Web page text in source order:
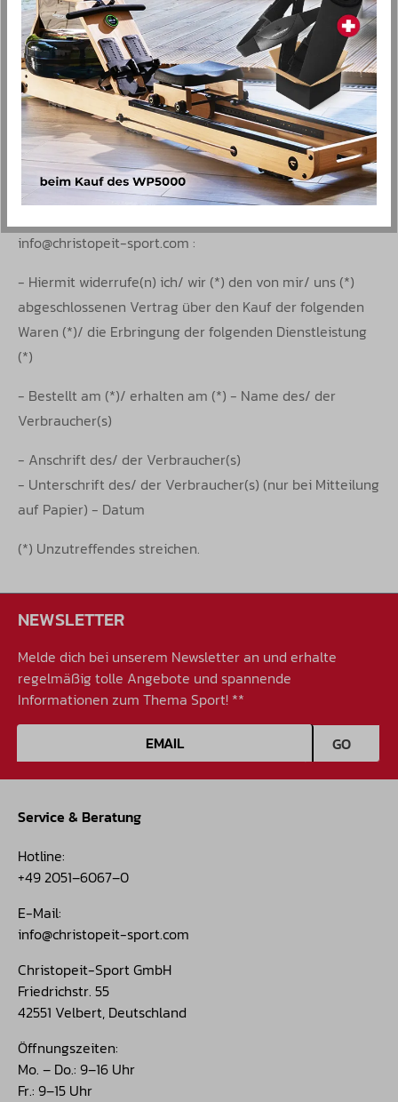
einer versiegelten Packung, wenn die Versiegelung nach
der Lieferung entfernt wurde.
Muster-Widerrufsformular
(Wenn Sie den Vertrag widerrufen wollen, dann füllen Sie
bitte dieses Formular aus und senden Sie es zurück.)
- An Christopeit-Sport GmbH, Friedrichstr. 55, 42551
info@christopeit-sport.com :
- Hiermit widerrufe(n) ich/ wir (*) den von mir/ uns (*)
abgeschlossenen Vertrag über den Kauf der folgenden
Waren (*)/ die Erbringung der folgenden Dienstleistung
(*)
- Bestellt am (*)/ erhalten am (*) - Name des/ der
Verbraucher(s)
- Anschrift des/ der Verbraucher(s)
- Unterschrift des/ der Verbraucher(s) (nur bei Mitteilung
auf Papier) - Datum
(*) Unzutreffendes streichen.
NEWSLETTER
Melde dich bei unserem Newsletter an und erhalte
regelmäßig tolle Angebote und spannende
Informationen zum Thema Sport! **
E-Mail-Adresse
GO
Service & Beratung
Hotline:
+49 2051–6067–0
E-Mail:
info@christopeit-sport.com
Christopeit-Sport GmbH
Friedrichstr. 55
42551 Velbert, Deutschland
Öffnungszeiten:
Mo. – Do.: 9–16 Uhr
Fr.: 9–15 Uhr